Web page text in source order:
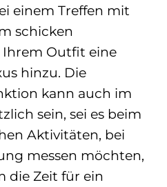
einem Treffen mit
schicken
Ihrem Outfit eine
hinzu. Die
kann auch im
sein, sei es beim
Aktivitäten, bei
messen möchten,
die Zeit für ein